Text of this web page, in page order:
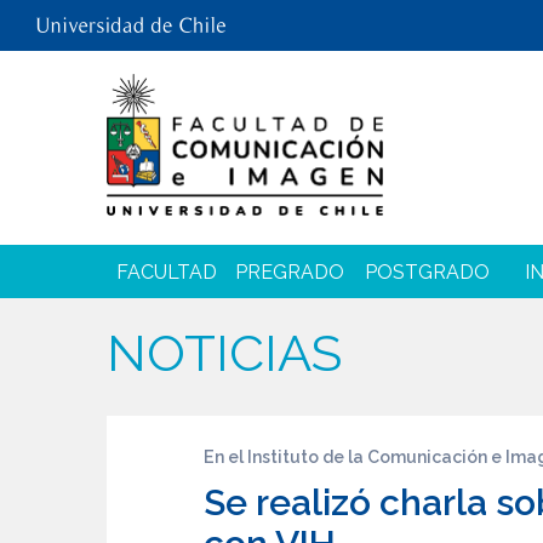
FACULTAD PREGRADO POSTGRADO
NOTICIAS
En el Instituto de la Comunicación e
Se realizó charla